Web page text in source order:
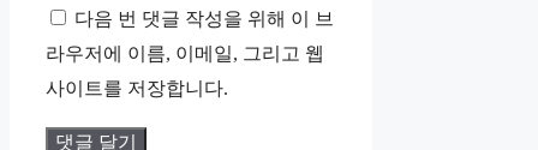
트
다음 번 댓글 작성을 위해 이 브
라우저에 이름, 이메일, 그리고 웹
사이트를 저장합니다.